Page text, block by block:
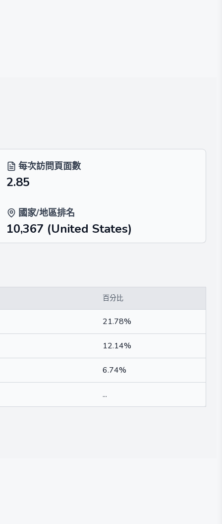
每次訪問頁面數
2.85
國家/地區排名
10,367 (United States)
百分比
21.78%
12.14%
6.74%
...